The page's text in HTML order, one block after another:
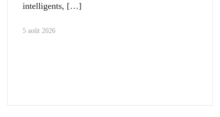
intelligents,
5 août 2026